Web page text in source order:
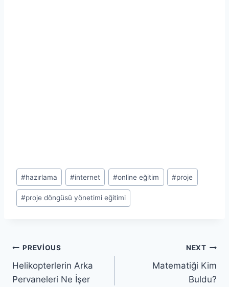
Post
Tags:
#hazırlama #internet #online eğitim #proje
#proje döngüsü yönetimi eğitimi
Yazı
gezinmesi
PREVIOUS
Helikopterlerin Arka
Pervaneleri Ne İşer
NEXT
Matematiği Kim
Buldu?